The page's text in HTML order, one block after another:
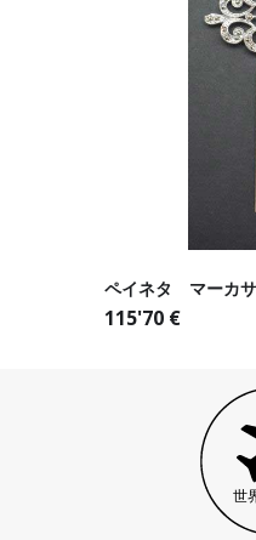
ペイネタ マーカ
115'70 €
世